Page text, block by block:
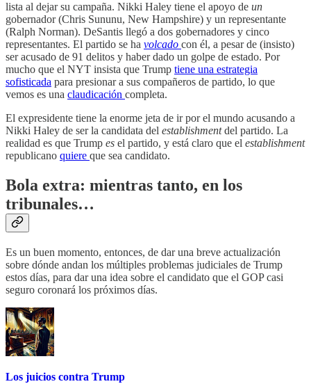
lista al dejar su campaña. Nikki Haley tiene el apoyo de un
gobernador (Chris Sununu, New Hampshire) y un representante
(Ralph Norman). DeSantis llegó a dos gobernadores y cinco
representantes. El partido se ha volcado con él, a pesar de (insisto)
ser acusado de 91 delitos y haber dado un golpe de estado. Por
mucho que el NYT insista que Trump tiene una estrategia
sofisticada para presionar a sus compañeros de partido, lo que
vemos es una claudicación completa.
El expresidente tiene la enorme jeta de ir por el mundo acusando a
Nikki Haley de ser la candidata del establishmentdel partido. La
realidad es que Trump es el partido, y está claro que el establishment
republicano quiere que sea candidato.
Bola extra: mientras tanto, en los
tribunales…
Es un buen momento, entonces, de dar una breve actualización
sobre dónde andan los múltiples problemas judiciales de Trump
estos días, para dar una idea sobre el candidato que el GOP casi
seguro coronará los próximos días.
Los juicios contra Trump